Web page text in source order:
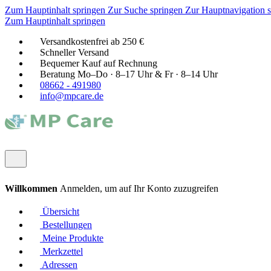
Zum Hauptinhalt springen Zur Suche springen Zur Hauptnavigation
Zum Hauptinhalt springen
Versandkostenfrei ab 250 €
Schneller Versand
Bequemer Kauf auf Rechnung
Beratung Mo–Do · 8–17 Uhr & Fr · 8–14 Uhr
08662 - 491980
info@mpcare.de
Willkommen Anmelden, um auf Ihr Konto zuzugreifen
Übersicht
Bestellungen
Meine Produkte
Merkzettel
Adressen